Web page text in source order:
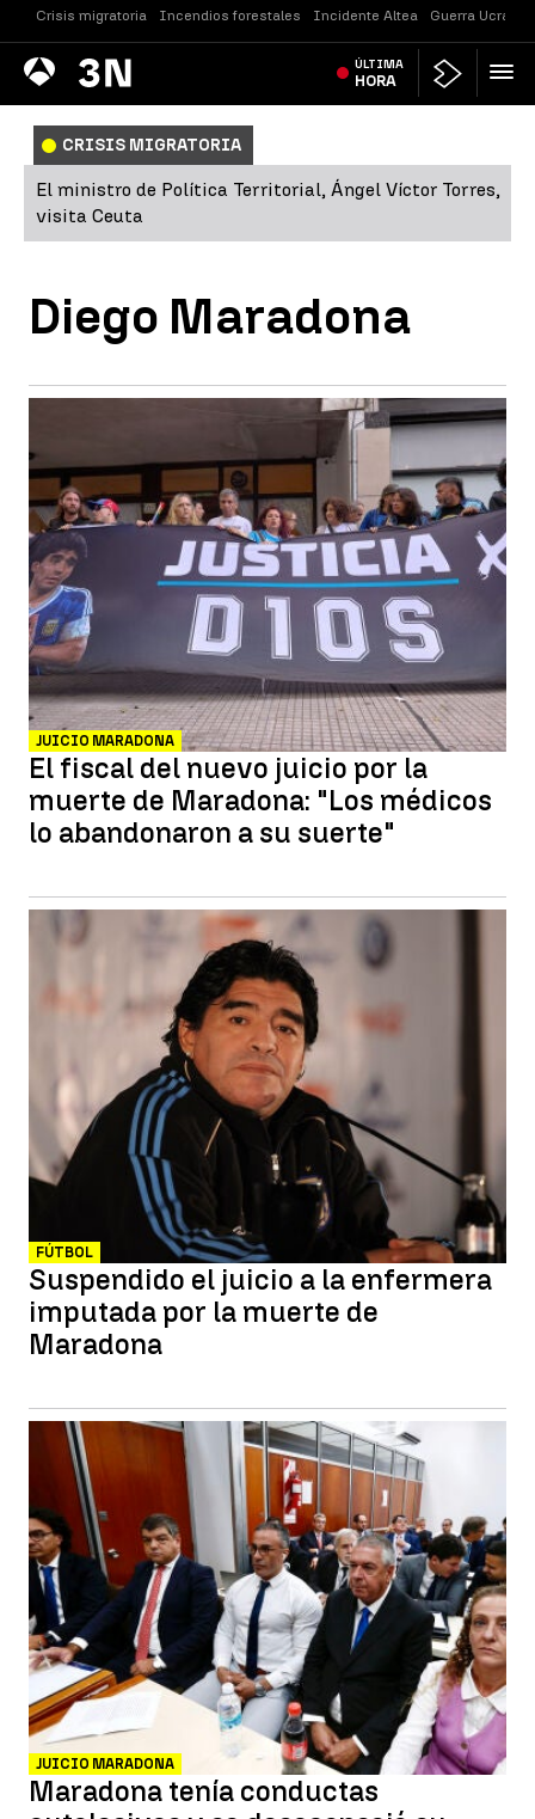
Crisis migratoria Incendios forestales Incidente Altea Guerra Ucrania
Antena
3 Noticias ÚLTIMA
HORA
CRISIS MIGRATORIA
El ministro de Política Territorial, Ángel Víctor Torres,
visita Ceuta
Diego Maradona
JUICIO MARADONA
El fiscal del nuevo juicio por la
muerte de Maradona: "Los médicos
lo abandonaron a su suerte"
FÚTBOL
Suspendido el juicio a la enfermera
imputada por la muerte de
Maradona
JUICIO MARADONA
Maradona tenía conductas